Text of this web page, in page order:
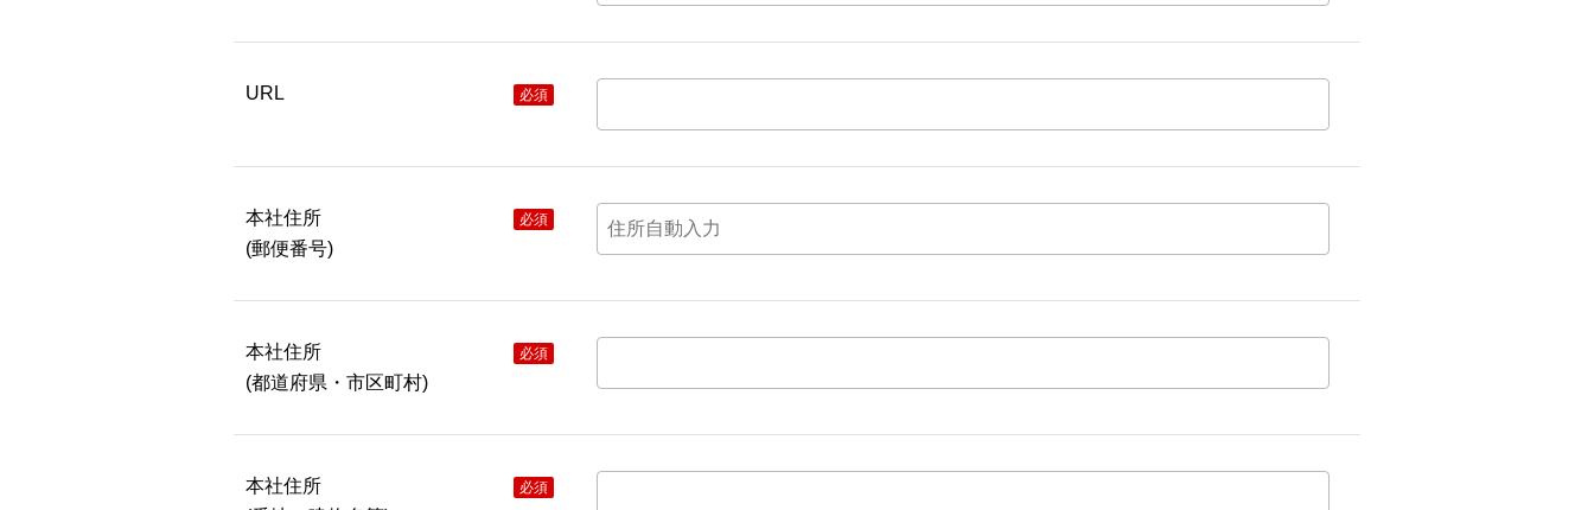
URL 必須
本社住所
(郵便番号)
必須
本社住所
(都道府県・市区町村)
必須
本社住所
必須